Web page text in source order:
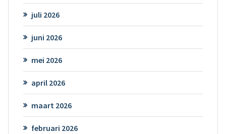
juli 2026
juni 2026
mei 2026
april 2026
maart 2026
februari 2026